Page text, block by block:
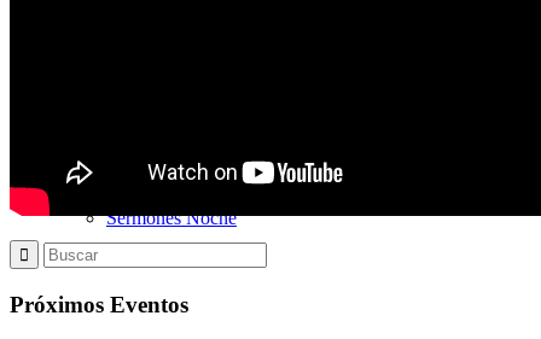
Sermones Noche
Próximos Eventos